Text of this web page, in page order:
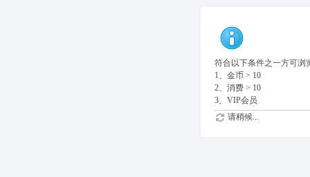
符合以下条件之一方可浏
1、金币 > 10
2、消费 > 10
3、VIP会员
请稍候...